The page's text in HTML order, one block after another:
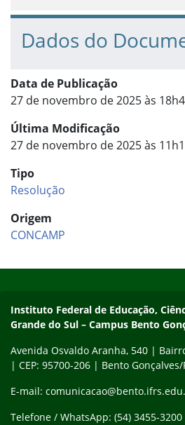
Dados do
Data de Publicação
27 de novembro de 2025 às
Última Modificação
27 de novembro de 2025 às
Tipo
Resolução
Origem
CONCAMP
Contato
Instituto Federal de Educação,
Grande do Sul – Campus Bento
Avenida Osvaldo Aranha, 540 |
| CEP: 95700-206 | Bento Gonçalves/
E-mail:
Telefone / WhatsApp: (54) 3455-3200